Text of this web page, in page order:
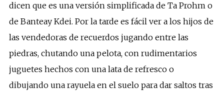
dicen que es una versión simplificada de Ta Prohm o
de Banteay Kdei. Por la tarde es fácil ver a los hijos de
las vendedoras de recuerdos jugando entre las
piedras, chutando una pelota, con rudimentarios
juguetes hechos con una lata de refresco o
dibujando una rayuela en el suelo para dar saltos tras